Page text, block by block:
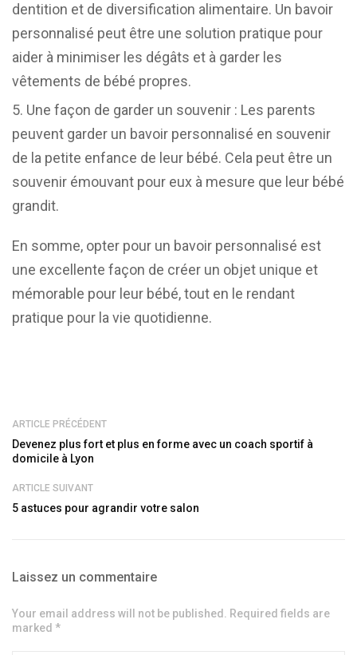
dentition et de diversification alimentaire. Un bavoir
personnalisé peut être une solution pratique pour
aider à minimiser les dégâts et à garder les
vêtements de bébé propres.
Une façon de garder un souvenir : Les parents
peuvent garder un bavoir personnalisé en souvenir
de la petite enfance de leur bébé. Cela peut être un
souvenir émouvant pour eux à mesure que leur bébé
grandit.
En somme, opter pour un bavoir personnalisé est
une excellente façon de créer un objet unique et
mémorable pour leur bébé, tout en le rendant
pratique pour la vie quotidienne.
ARTICLE PRÉCÉDENT
Devenez plus fort et plus en forme avec un coach sportif à
domicile à Lyon
ARTICLE SUIVANT
5 astuces pour agrandir votre salon
Laissez un commentaire
Your email address will not be published. Required fields are
marked *